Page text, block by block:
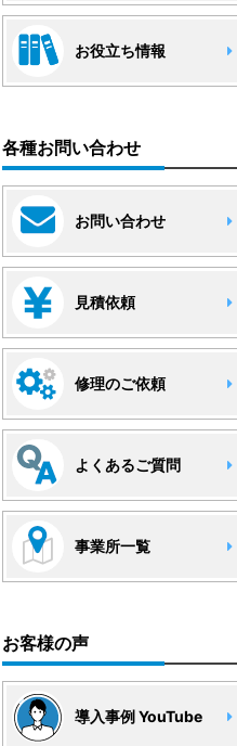
お役立ち情報
各種お問い合わせ
お問い合わせ
見積依頼
修理のご依頼
よくあるご質問
事業所一覧
お客様の声
導入事例 YouTube